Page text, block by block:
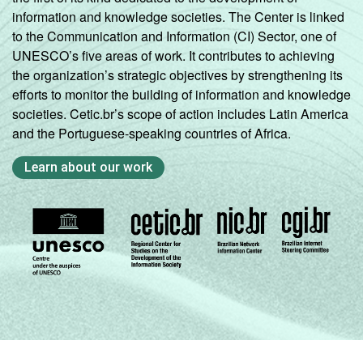
information and knowledge societies. The Center is linked
to the Communication and Information (CI) Sector, one of
UNESCO’s five areas of work. It contributes to achieving
the organization’s strategic objectives by strengthening its
efforts to monitor the building of information and knowledge
societies. Cetic.br’s scope of action includes Latin America
and the Portuguese-speaking countries of Africa.
Learn about our work